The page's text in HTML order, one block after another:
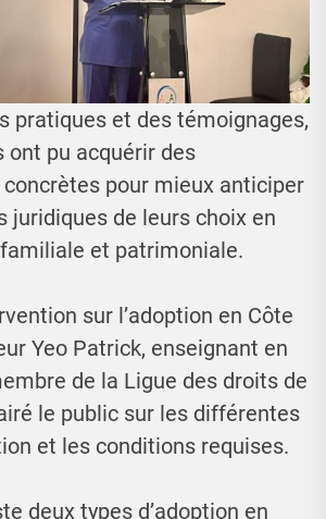
pratiques et des témoignages,
ont pu acquérir des
pour mieux anticiper
juridiques de leurs choix en
et patrimoniale.
sur l’adoption en Côte
Yeo Patrick, enseignant en
de la Ligue des droits de
le public sur les différentes
et les conditions requises.
deux types d’adoption en